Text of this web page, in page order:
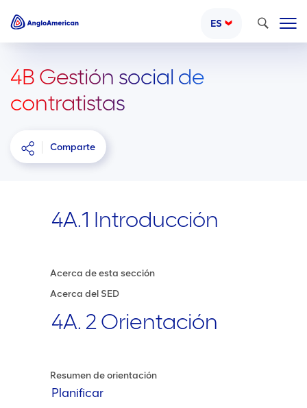
ES Buscar
4B Gestión social de
contratistas
Comparte
4A.1 Introducción
Acerca de esta sección
Acerca del SED
4A. 2 Orientación
Resumen de orientación
Planificar